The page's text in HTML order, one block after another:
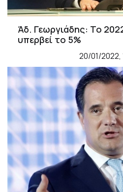
Άδ. Γεωργιάδης: Το
υπερβεί το 5%
20/01/2022,